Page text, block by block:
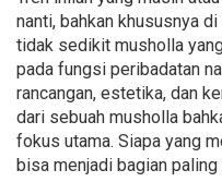
nanti, bahkan khususnya
tidak sedikit musholla
pada fungsi peribadatan
rancangan, estetika, dan
dari sebuah musholla
fokus utama. Siapa yang
bisa menjadi bagian